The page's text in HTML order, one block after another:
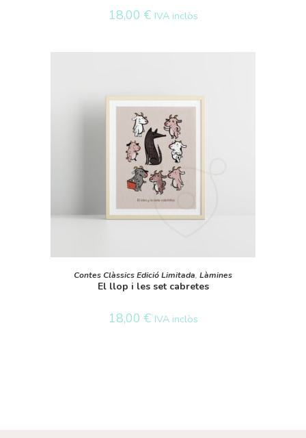
18,00 € IVA inclòs
SELECT OPTIONS
Contes Clàssics Edició Limitada, Làmines
El llop i les set cabretes
18,00 € IVA inclòs